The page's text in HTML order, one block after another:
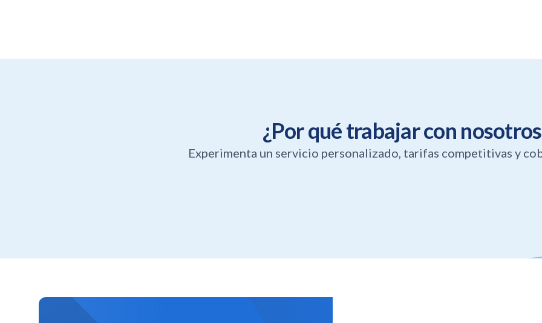
¿Por qué trabajar con
Experimenta un servicio personalizado, tarifas competitivas y